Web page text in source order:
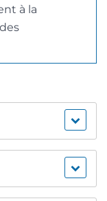
à la